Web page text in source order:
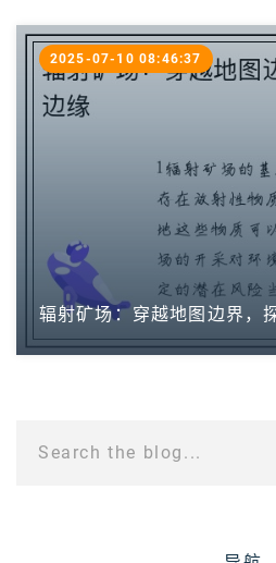
辐射矿场：穿越地图边界，
2025-07-10 08:46:37
Search the blog...